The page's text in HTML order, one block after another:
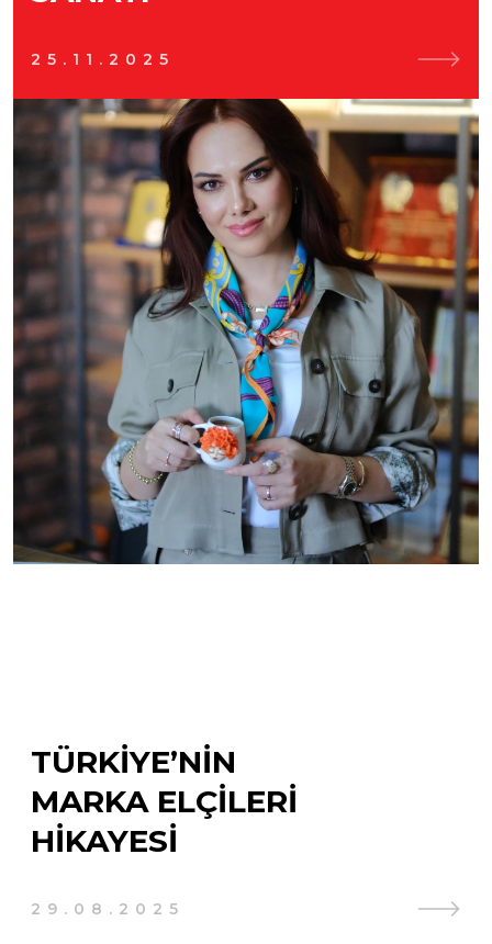
25.11.2025
TÜRKIYE’NIN
MARKA ELÇILERI
HIKAYESI
29.08.2025